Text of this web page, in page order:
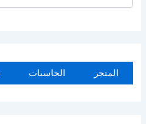
ب
المتجر الحاسبات